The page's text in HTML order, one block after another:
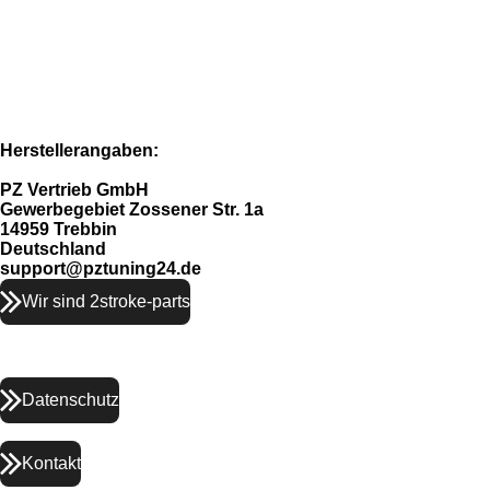
Herstellerangaben:
PZ Vertrieb GmbH
Gewerbegebiet Zossener Str. 1a
14959 Trebbin
Deutschland
support@pztuning24.de
Wir sind 2stroke-parts
Datenschutz
Kontakt